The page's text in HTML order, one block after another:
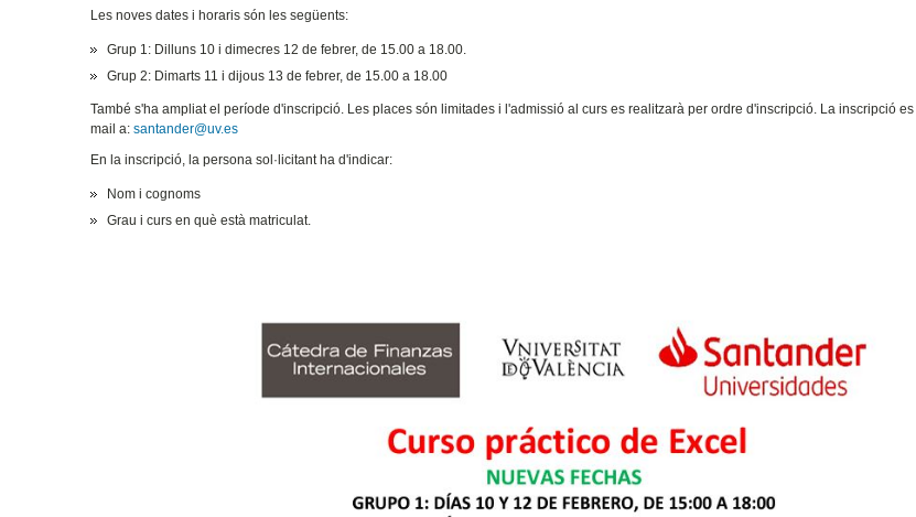
Les noves dates i horaris són les següents:
Grup 1: Dilluns 10 i dimecres 12 de febrer, de 15.00 a 18.00.
Grup 2: Dimarts 11 i dijous 13 de febrer, de 15.00 a 18.00
També s'ha ampliat el període d'inscripció. Les places són limitades i l'admissió al curs es realitzarà per ordre d'inscripció. La inscripció
mail a:santander@uv.es
En la inscripció, la persona sol·licitant ha d'indicar:
Nom i cognoms
Grau i curs en què està matriculat.